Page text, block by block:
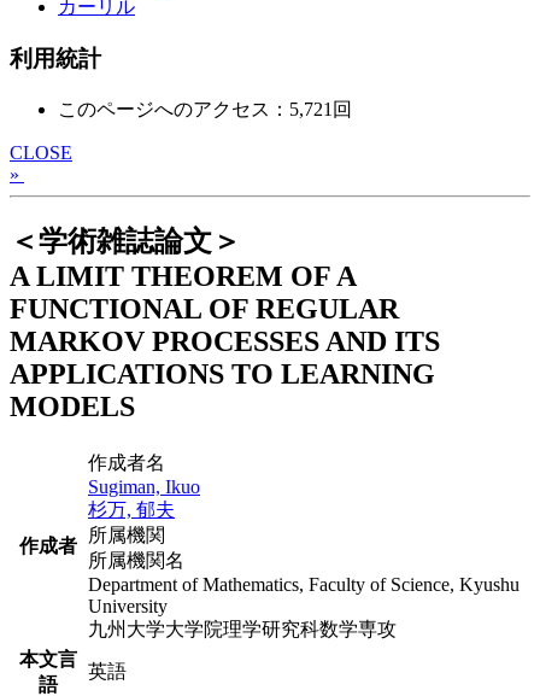
カーリル
利用統計
このページへのアクセス：5,721回
CLOSE
»
＜学術雑誌論文＞
A LIMIT THEOREM OF A
FUNCTIONAL OF REGULAR
MARKOV PROCESSES AND ITS
APPLICATIONS TO LEARNING
MODELS
作成者
作成者名
Sugiman, Ikuo
杉万, 郁夫
所属機関
所属機関名
Department of Mathematics, Faculty of Science, Kyushu
University
九州大学大学院理学研究科数学専攻
本文言
語
英語